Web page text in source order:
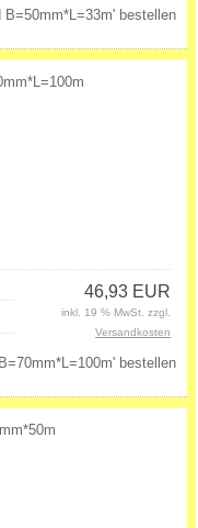
46,93 EUR
inkl. 19 % MwSt. zzgl.
Versandkosten